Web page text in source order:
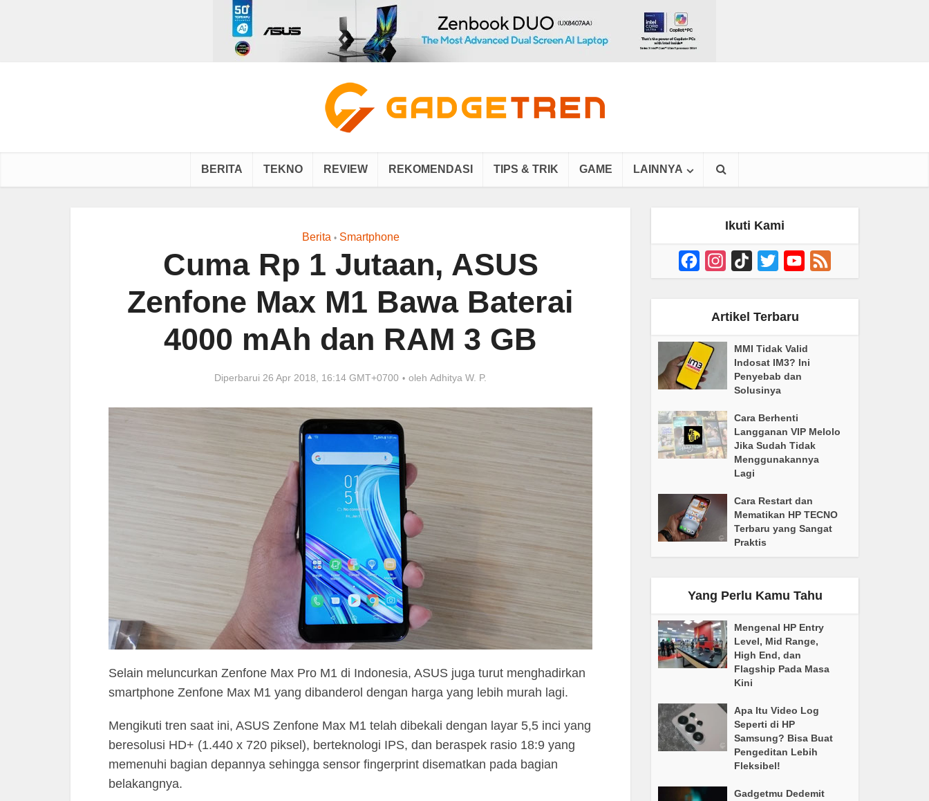
BERITA TEKNO REVIEW REKOMENDASI TIPS & TRIK GAME LAINNYA
Berita • Smartphone
Cuma Rp 1 Jutaan, ASUS
Zenfone Max M1 Bawa Baterai
4000 mAh dan RAM 3 GB
Diperbarui 26 Apr 2018, 16:14 GMT+0700 oleh Adhitya W. P.
Selain meluncurkan Zenfone Max Pro M1 di Indonesia, ASUS juga turut menghadirkan
smartphone Zenfone Max M1 yang dibanderol dengan harga yang lebih murah lagi.
Mengikuti tren saat ini, ASUS Zenfone Max M1 telah dibekali dengan layar 5,5 inci yang
beresolusi HD+ (1.440 x 720 piksel), berteknologi IPS, dan beraspek rasio 18:9 yang
memenuhi bagian depannya sehingga sensor fingerprint disematkan pada bagian
belakangnya.
Ikuti Kami
FacebookInstagram
TikTok Twitter YouTube
Channel
Artikel Terbaru
MMI Tidak Valid
Indosat IM3? Ini
Penyebab dan
Solusinya
Cara Berhenti
Langganan VIP Melolo
Jika Sudah Tidak
Menggunakannya
Lagi
Cara Restart dan
Mematikan HP TECNO
Terbaru yang Sangat
Praktis
Yang Perlu Kamu Tahu
Mengenal HP Entry
Level, Mid Range,
High End, dan
Flagship Pada Masa
Kini
Apa Itu Video Log
Seperti di HP
Samsung? Bisa Buat
Pengeditan Lebih
Fleksibel!
Gadgetmu Dedemit